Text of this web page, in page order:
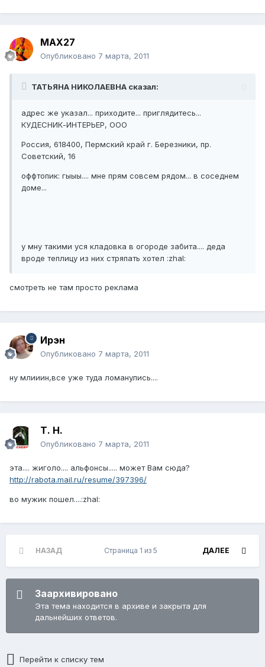
MAX27
Опубликовано 7 марта, 2011
ТАТЬЯНА НИКОЛАЕВНА сказал:
адрес же указал... приходите... приглядитесь...
КУДЕСНИК-ИНТЕРЬЕР, ООО
Россия, 618400, Пермский край г. Березники, пр.
Советский, 16
оффтопик: гыыы.... мне прям совсем рядом... в соседнем
доме...
у мну такими уся кладовка в огороде забита.... деда
вроде теплицу из них стряпать хотел :zhal:
смотреть не там просто реклама
Ирэн
Опубликовано 7 марта, 2011
ну млииин,все уже туда ломанулись....
Т. Н.
Опубликовано 7 марта, 2011
эта.... жиголо.... альфонсы..... может Вам сюда?
http://rabota.mail.ru/resume/397396/
во мужик пошел....:zhal:
НАЗАД ДАЛЕЕ
Страница 1 из 5
Заархивировано
Эта тема находится в архиве и закрыта для
дальнейших ответов.
Перейти к списку тем